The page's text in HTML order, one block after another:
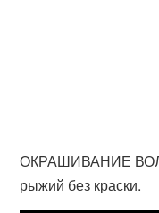
ОКРАШИВАНИЕ
рыжий без краски.